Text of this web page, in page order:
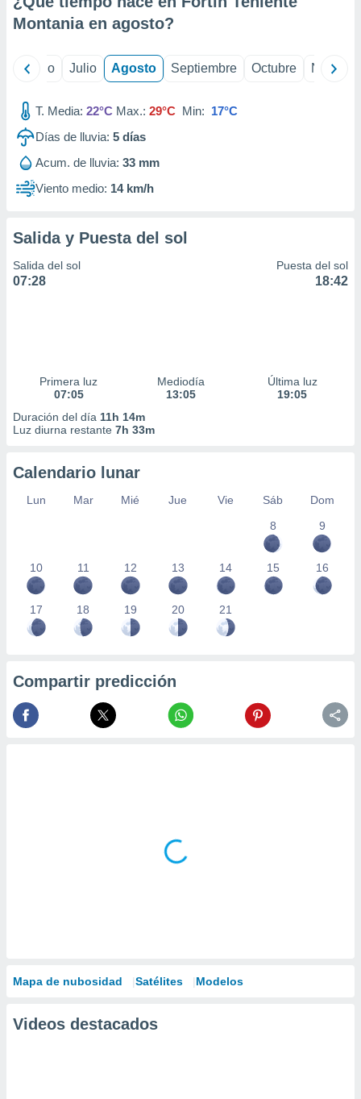
e
publicidad
publicidad
de
Montania en agosto?
Junio Julio Agosto Septiembre Octubre
T. Media: 22°C Max.: 29°C Min: 17°C
Días de lluvia: 5 días
Acum. de lluvia: 33 mm
Viento medio: 14 km/h
Salida y Puesta del sol
Salida del sol
07:28
Puesta del sol
18:42
Primera luz
07:05
Mediodía
13:05
Última luz
19:05
Duración del día 11h 14m
Luz diurna restante 7h 33m
Calendario lunar
Lun Mar Mié Jue Vie Sáb
Dom
8
9
10 11 12 13 14 15 16
17 18 19 20 21
Compartir predicción
Mapa de nubosidad Satélites Modelos
Videos destacados